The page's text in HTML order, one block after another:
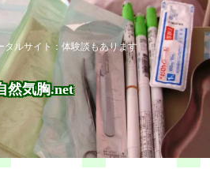
タルサイト：体験談もあります
然気胸.net